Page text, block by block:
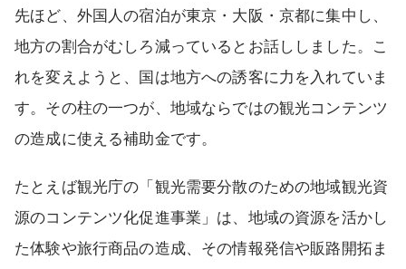
先ほど、外国人の宿泊が東京・大阪・京都に集中し、
地方の割合がむしろ減っているとお話ししました。こ
れを変えようと、国は地方への誘客に力を入れていま
す。その柱の一つが、地域ならではの観光コンテンツ
の造成に使える補助金です。
たとえば観光庁の「観光需要分散のための地域観光資
源のコンテンツ化促進事業」は、地域の資源を活かし
た体験や旅行商品の造成、その情報発信や販路開拓ま